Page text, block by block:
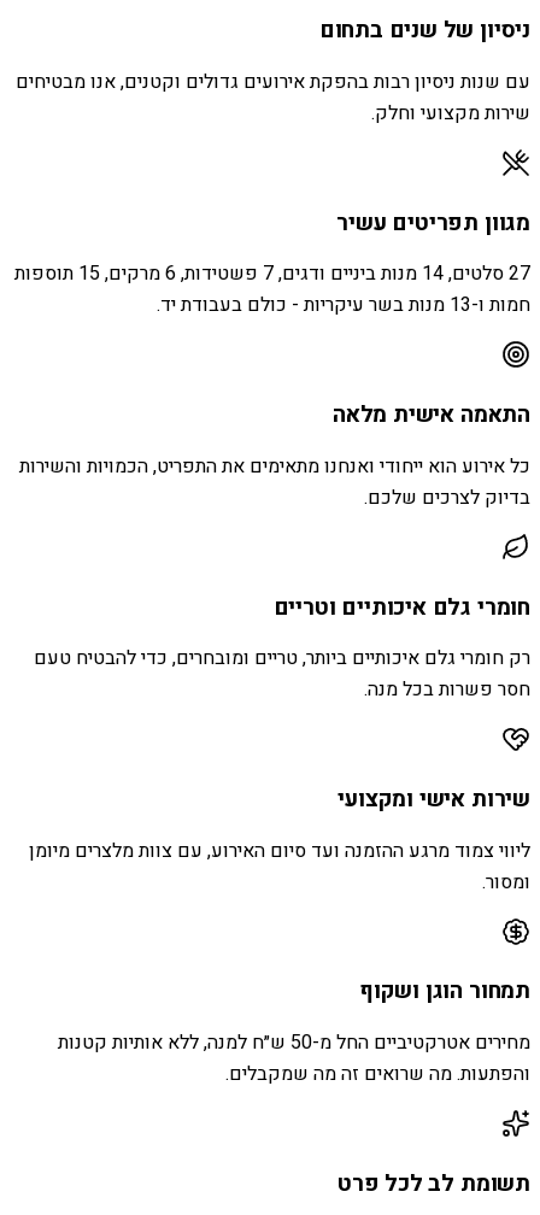
ניסיון של שנים בתחום
עם שנות ניסיון רבות בהפקת אירועים גדולים וקטנים, אנו מבטיחים
שירות מקצועי וחלק.
מגוון תפריטים עשיר
27 סלטים, 14 מנות ביניים ודגים, 7 פשטידות, 6 מרקים, 15 תוספות
חמות ו-13 מנות בשר עיקריות - כולם בעבודת יד.
התאמה אישית מלאה
כל אירוע הוא ייחודי ואנחנו מתאימים את התפריט, הכמויות והשירות
בדיוק לצרכים שלכם.
חומרי גלם איכותיים וטריים
רק חומרי גלם איכותיים ביותר, טריים ומובחרים, כדי להבטיח טעם
חסר פשרות בכל מנה.
שירות אישי ומקצועי
ליווי צמוד מרגע ההזמנה ועד סיום האירוע, עם צוות מלצרים מיומן
ומסור.
תמחור הוגן ושקוף
מחירים אטרקטיביים החל מ-50 ש״ח למנה, ללא אותיות קטנות
והפתעות. מה שרואים זה מה שמקבלים.
תשומת לב לכל פרט